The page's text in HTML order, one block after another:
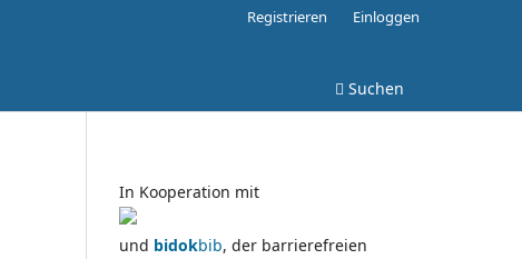
Suchen
Registrieren Einloggen
In Kooperation mit
und bidokbib, der barrierefreien